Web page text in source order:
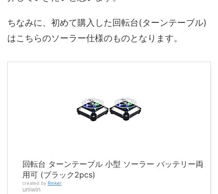
ちなみに、初めて購入した回転台(ターンテーブル)
はこちらのソーラー仕様のものとなります。
回転台 ターンテーブル 小型 ソーラー バッテリー両
用可 (ブラック2pcs)
created by Rinker
uniwin